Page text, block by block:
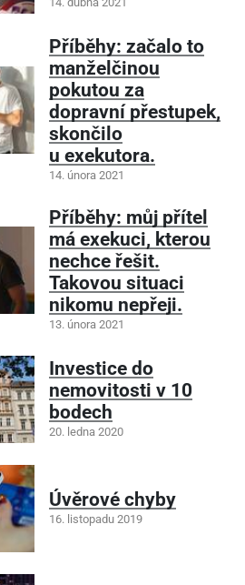
Příběhy: začalo to
manželčinou
pokutou za
dopravní přestupek,
skončilo
u exekutora.
14. února 2021
Příběhy: můj přítel
má exekuci, kterou
nechce řešit.
Takovou situaci
nikomu nepřeji.
13. února 2021
Investice do
nemovitosti v 10
bodech
20. ledna 2020
Úvěrové chyby
16. listopadu 2019